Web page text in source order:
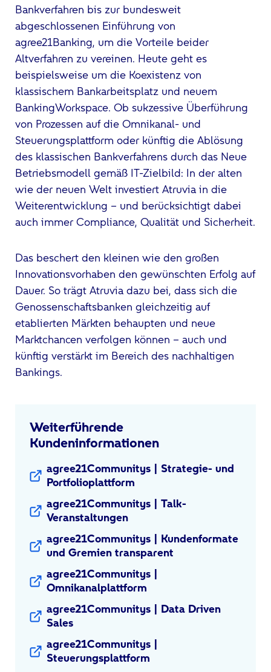
Bankverfahren bis zur bundesweit
abgeschlossenen Einführung von
agree21Banking, um die Vorteile beider
Altverfahren zu vereinen. Heute geht es
beispielsweise um die Koexistenz von
klassischem Bankarbeitsplatz und neuem
BankingWorkspace. Ob sukzessive Überführung
von Prozessen auf die Omnikanal- und
Steuerungsplattform oder künftig die Ablösung
des klassischen Bankverfahrens durch das Neue
Betriebsmodell gemäß IT-Zielbild: In der alten
wie der neuen Welt investiert Atruvia in die
Weiterentwicklung – und berücksichtigt dabei
auch immer Compliance, Qualität und Sicherheit.
Das beschert den kleinen wie den großen
Innovationsvorhaben den gewünschten Erfolg auf
Dauer. So trägt Atruvia dazu bei, dass sich die
Genossenschaftsbanken gleichzeitig auf
etablierten Märkten behaupten und neue
Marktchancen verfolgen können – auch und
künftig verstärkt im Bereich des nachhaltigen
Bankings.
Weiterführende
Kundeninformationen
agree21Communitys | Strategie- und
Portfolioplattform
agree21Communitys | Talk-
Veranstaltungen
agree21Communitys | Kundenformate
und Gremien transparent
agree21Communitys |
Omnikanalplattform
agree21Communitys | Data Driven
Sales
agree21Communitys |
Steuerungsplattform